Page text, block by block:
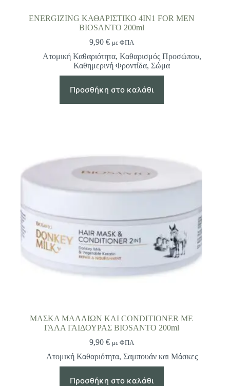
ENERGIZING ΚΑΘΑΡΙΣΤΙΚΟ 4IN1 FOR MEN
BIOSANTO 200ml
9,90 € με ΦΠΑ
Ατομική Καθαριότητα, Καθαρισμός Προσώπου,
Καθημερινή Φροντίδα,Σώμα
Προσθήκη στο καλάθι
ΜΑΣΚΑ ΜΑΛΛΙΩΝ ΚΑΙ CONDITIONER ΜΕ
ΓΑΛΑ ΓΑΙΔΟΥΡΑΣ BIOSANTO 200ml
9,90 € με ΦΠΑ
Ατομική Καθαριότητα, Σαμπουάν και Μάσκες
Προσθήκη στο καλάθι